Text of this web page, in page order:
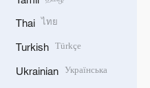
Thai ไทย
Turkish Türkçe
Ukrainian Українська